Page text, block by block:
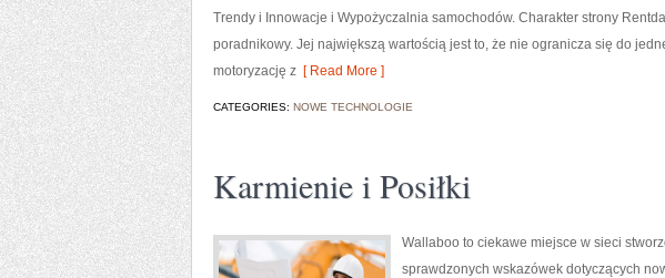
Trendy i Innowacje i Wypożyczalnia samochodów. Charakter strony
poradnikowy. Jej największą wartością jest to, że nie ogranicza się do
motoryzację z [ Read More ]
CATEGORIES: NOWE TECHNOLOGIE
Karmienie i Posiłki
Wallaboo to ciekawe miejsce w sieci
sprawdzonych wskazówek dotyczących